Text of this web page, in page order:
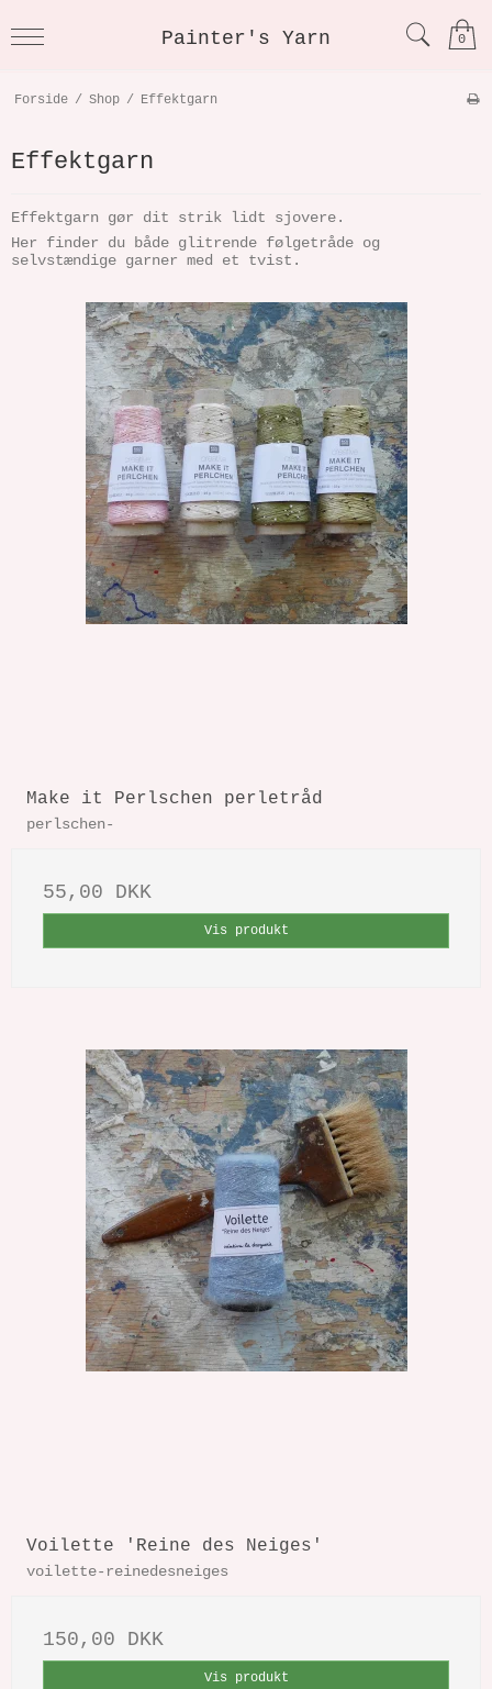
Painter's Yarn 0
Forside / Shop / Effektgarn
Effektgarn
Effektgarn gør dit strik lidt sjovere.
Her finder du både glitrende følgetråde og
selvstændige garner med et tvist.
Make it Perlschen perletråd
perlschen-
55,00 DKK
Vis produkt
Voilette 'Reine des Neiges'
voilette-reinedesneiges
150,00 DKK
Vis produkt